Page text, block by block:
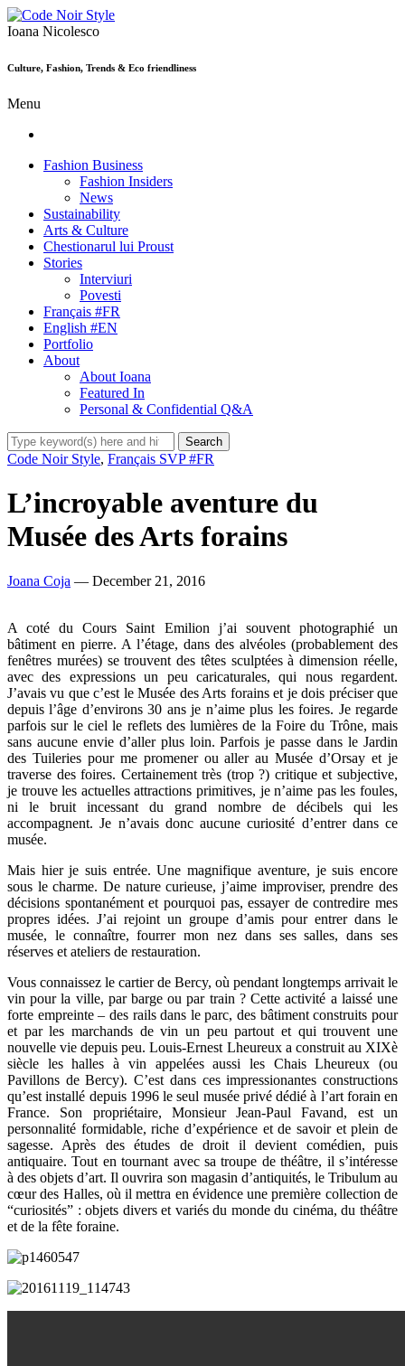
Ioana Nicolesco
Culture, Fashion, Trends & Eco friendliness
Menu
Fashion Business
Fashion Insiders
News
Sustainability
Arts & Culture
Chestionarul lui Proust
Stories
Interviuri
Povesti
Français #FR
English #EN
Portfolio
About
About Ioana
Featured In
Personal & Confidential Q&A
Code Noir Style, Français SVP #FR
L’incroyable aventure du
Musée des Arts forains
Joana Coja — December 21, 2016
A coté du Cours Saint Emilion j’ai souvent photographié un
bâtiment en pierre. A l’étage, dans des alvéoles (probablement des
fenêtres murées) se trouvent des têtes sculptées à dimension réelle,
avec des expressions un peu caricaturales, qui nous regardent.
J’avais vu que c’est le Musée des Arts forains et je dois préciser que
depuis l’âge d’environs 30 ans je n’aime plus les foires. Je regarde
parfois sur le ciel le reflets des lumières de la Foire du Trône, mais
sans aucune envie d’aller plus loin. Parfois je passe dans le Jardin
des Tuileries pour me promener ou aller au Musée d’Orsay et je
traverse des foires. Certainement très (trop ?) critique et subjective,
je trouve les actuelles attractions primitives, je n’aime pas les foules,
ni le bruit incessant du grand nombre de décibels qui les
accompagnent. Je n’avais donc aucune curiosité d’entrer dans ce
musée.
Mais hier je suis entrée. Une magnifique aventure, je suis encore
sous le charme. De nature curieuse, j’aime improviser, prendre des
décisions spontanément et pourquoi pas, essayer de contredire mes
propres idées. J’ai rejoint un groupe d’amis pour entrer dans le
musée, le connaître, fourrer mon nez dans ses salles, dans ses
réserves et ateliers de restauration.
Vous connaissez le cartier de Bercy, où pendant longtemps arrivait le
vin pour la ville, par barge ou par train ? Cette activité a laissé une
forte empreinte – des rails dans le parc, des bâtiment construits pour
et par les marchands de vin un peu partout et qui trouvent une
nouvelle vie depuis peu. Louis-Ernest Lheureux a construit au XIXè
siècle les halles à vin appelées aussi les Chais Lheureux (ou
Pavillons de Bercy). C’est dans ces impressionantes constructions
qu’est installé depuis 1996 le seul musée privé dédié à l’art forain en
France. Son propriétaire, Monsieur Jean-Paul Favand, est un
personnalité formidable, riche d’expérience et de savoir et plein de
sagesse. Après des études de droit il devient comédien, puis
antiquaire. Tout en tournant avec sa troupe de théâtre, il s’intéresse
à des objets d’art. Il ouvrira son magasin d’antiquités, le Tribulum au
cœur des Halles, où il mettra en évidence une première collection de
“curiosités” : objets divers et variés du monde du cinéma, du théâtre
et de la fête foraine.